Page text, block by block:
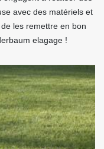
avec des matériels et
les remettre en bon
elagage !